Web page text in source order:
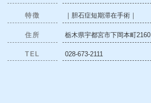
特徴 ｜胆石症短期滞在手術｜
住所 栃木県宇都宮市下岡本町2160
TEL 028-673-2111